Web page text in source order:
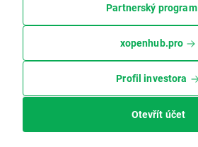
Partnerský program
xopenhub.pro
Profil investora
Otevřít účet